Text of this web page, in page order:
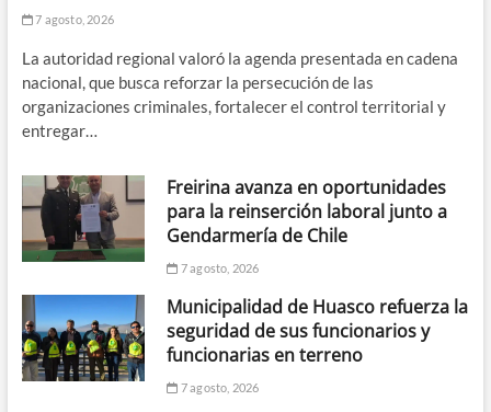
7 agosto, 2026
La autoridad regional valoró la agenda presentada en cadena
nacional, que busca reforzar la persecución de las
organizaciones criminales, fortalecer el control territorial y
entregar…
Freirina avanza en oportunidades
para la reinserción laboral junto a
Gendarmería de Chile
7 agosto, 2026
Municipalidad de Huasco refuerza la
seguridad de sus funcionarios y
funcionarias en terreno
7 agosto, 2026